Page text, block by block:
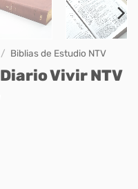
/ Biblias de Estudio NTV
Vivir NTV